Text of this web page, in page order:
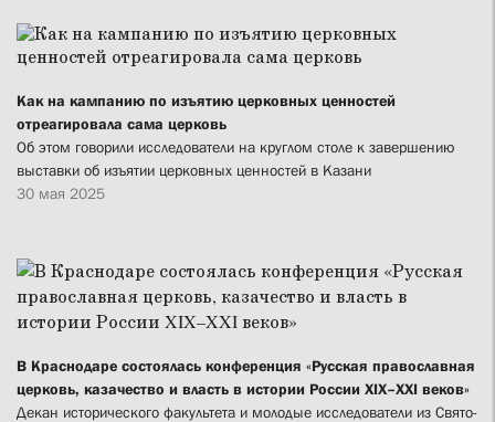
Как на кампанию по изъятию церковных ценностей
отреагировала сама церковь
Об этом говорили исследователи на круглом столе к завершению
выставки об изъятии церковных ценностей в Казани
30 мая 2025
В Краснодаре состоялась конференция «Русская православная
церковь, казачество и власть в истории России XIX–XXI веков»
Декан исторического факультета и молодые исследователи из Свято-